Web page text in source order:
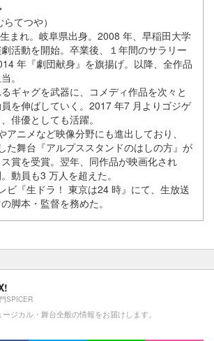
てつや）
まれ。岐阜県出身。2008 年、早稲田大学
活動を開始。卒業後、１年間のサラリー
年『劇団献身』を旗揚げ。以降、全作品
。
ギャグを武器に、コメディ作品を次々と
を伸ばしていく。2017 年7 月よりゴジゲ
俳優としても活躍。
アニメなど映像分野にも進出しており、
た舞台『アルプススタンドのはしの方』が
賞を受賞。翌年、同作品が映画化され
動員も3 万人を超えた。
ビ『生ドラ！ 東京は24 時』にて、生放送
脚本・監督を務めた。
SPICER
ジカル・舞台全般の情報をお届けします。